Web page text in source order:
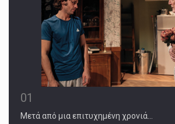
01
Μετά από μια επιτυχημένη χρονιά…